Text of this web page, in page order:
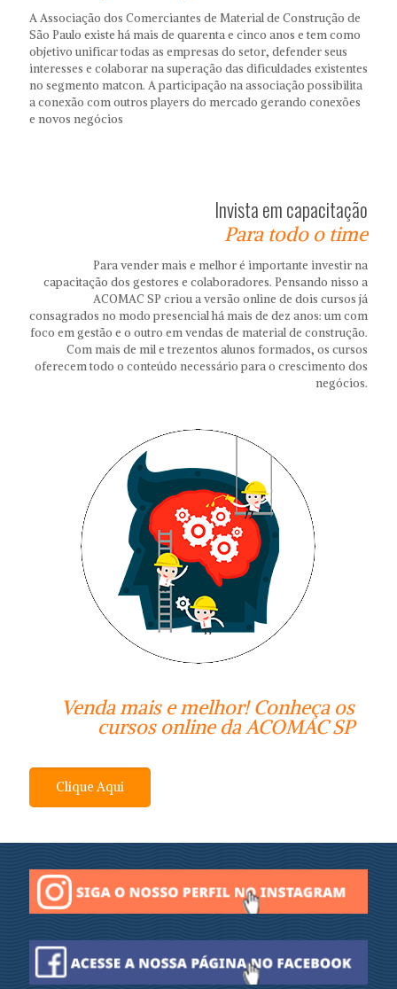
A Associação dos Comerciantes de Material de Construção de
São Paulo existe há mais de quarenta e cinco anos e tem como
objetivo unificar todas as empresas do setor, defender seus
interesses e colaborar na superação das dificuldades existentes
no segmento matcon. A participação na associação possibilita
a conexão com outros players do mercado gerando conexões
e novos negócios
Invista em capacitação
Para todo o time
Para vender mais e melhor é importante investir na
capacitação dos gestores e colaboradores. Pensando nisso a
ACOMAC SP criou a versão online de dois cursos já
consagrados no modo presencial há mais de dez anos: um com
foco em gestão e o outro em vendas de material de construção.
Com mais de mil e trezentos alunos formados, os cursos
oferecem todo o conteúdo necessário para o crescimento dos
negócios.
Venda mais e melhor! Conheça os
cursos online da ACOMAC SP
Clique Aqui